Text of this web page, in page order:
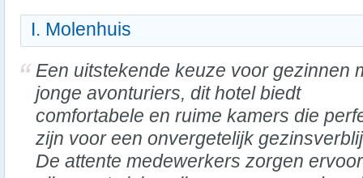
I. Molenhuis
Een uitstekende keuze voor gezinnen
jonge avonturiers, dit hotel biedt
comfortabele en ruime kamers die
zijn voor een onvergetelijk
De attente medewerkers zorgen